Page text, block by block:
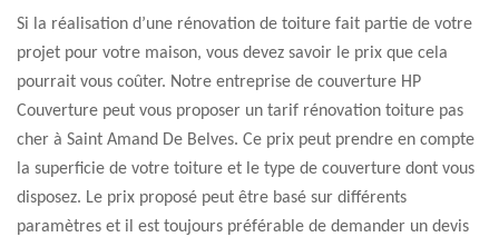
Si la réalisation d’une rénovation de toiture fait partie de votre
projet pour votre maison, vous devez savoir le prix que cela
pourrait vous coûter. Notre entreprise de couverture HP
Couverture peut vous proposer un tarif rénovation toiture pas
cher à Saint Amand De Belves. Ce prix peut prendre en compte
la superficie de votre toiture et le type de couverture dont vous
disposez. Le prix proposé peut être basé sur différents
paramètres et il est toujours préférable de demander un devis